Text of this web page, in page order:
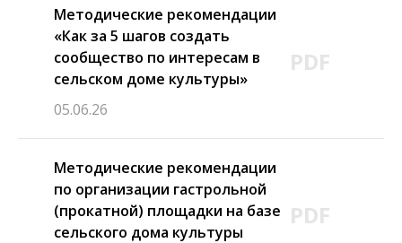
Методические рекомендации
«Как за 5 шагов создать
сообщество по интересам в
сельском доме культуры»
05.06.26
PDF
Методические рекомендации
по организации гастрольной
(прокатной) площадки на базе
сельского дома культуры
PDF